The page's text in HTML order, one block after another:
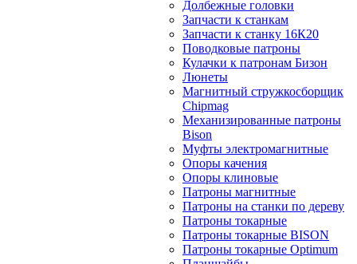
Долбежные головки
Запчасти к станкам
Запчасти к станку 16К20
Поводковые патроны
Кулачки к патронам Бизон
Люнеты
Магнитный стружкосборщик
Chipmag
Механизированные патроны
Bison
Муфты электромагнитные
Опоры качения
Опоры клиновые
Патроны магнитные
Патроны на станки по дереву
Патроны токарные
Патроны токарные BISON
Патроны токарные Optimum